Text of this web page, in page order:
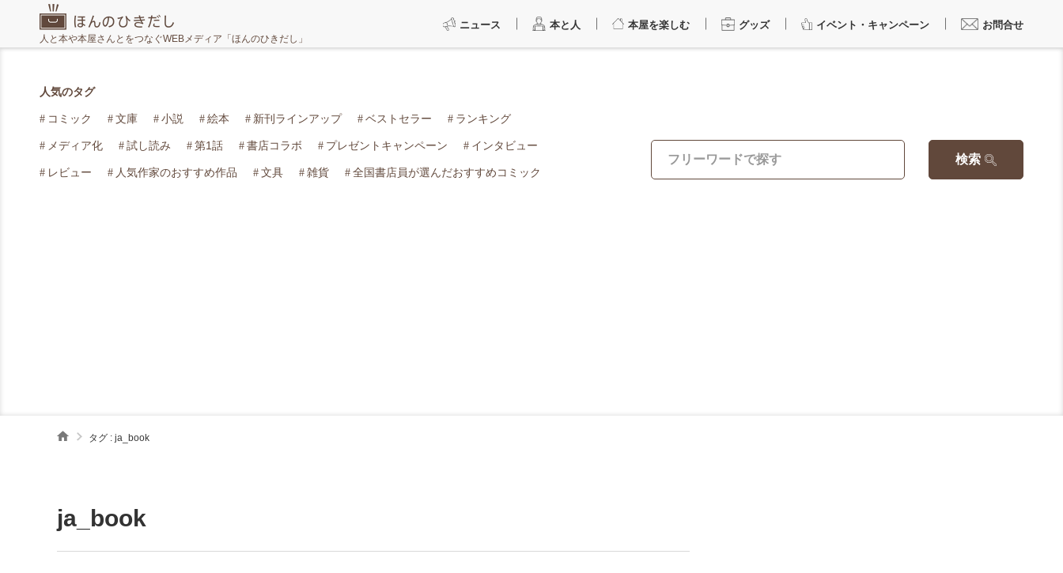
人と本や本屋さんとをつなぐWEBメディア「ほんのひきだし」
ニュース 本と人 本屋を楽しむ グッズ イベント・キャンペーン お問合せ
人気のタグ
コミック 文庫 小説 絵本 新刊ラインアップ ベストセラー ランキング
メディア化 試し読み 第1話 書店コラボ プレゼントキャンペーン インタビュー
レビュー 人気作家のおすすめ作品 文具 雑貨 全国書店員が選んだおすすめコミック
検索
タグ : ja_book
ja_book